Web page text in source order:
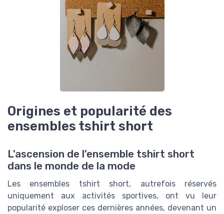
Origines et popularité des
ensembles tshirt short
L'ascension de l'ensemble tshirt short
dans le monde de la mode
Les ensembles tshirt short, autrefois réservés
uniquement aux activités sportives, ont vu leur
popularité exploser ces dernières années, devenant un